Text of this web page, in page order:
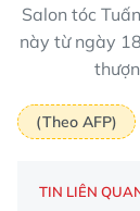
Salon tóc
này từ ngày
(Theo AFP)
TIN LIÊN